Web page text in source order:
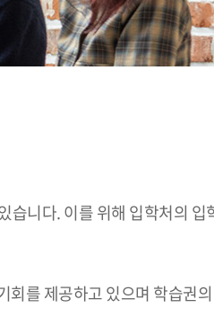
습니다. 이를 위해 입학처의
를 제공하고 있으며 학습권